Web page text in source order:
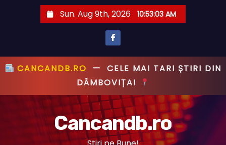
Sun. Aug 9th, 2026 10:53:04 AM
CANCANDB.RO—PRIMUL CU ȘTIREA,
PRIMUL CU ADEVĂRUL!
Cancandb.ro